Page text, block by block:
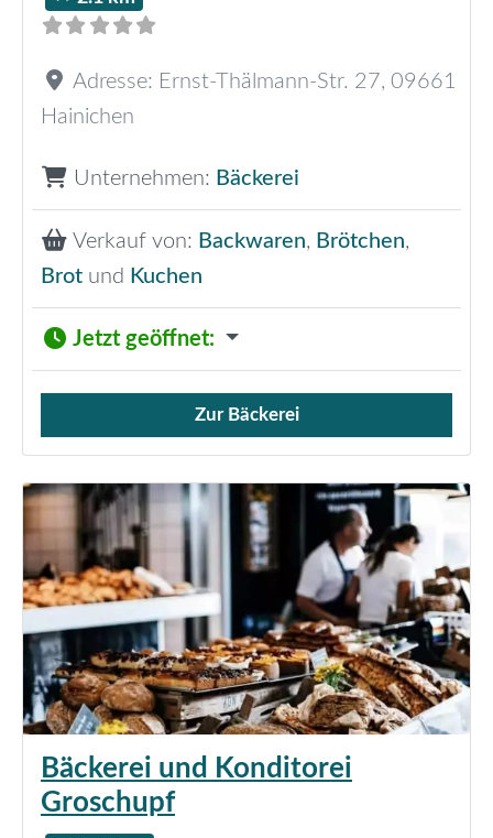
Adresse: Ernst-Thälmann-Str. 27, 09661
Hainichen
Unternehmen: Bäckerei
Verkauf von: Backwaren, Brötchen,
Brot und Kuchen
Jetzt geöffnet:
Verkauf von Brötchen,
Zur Bäckerei
Bäckerei und Konditorei
Groschupf